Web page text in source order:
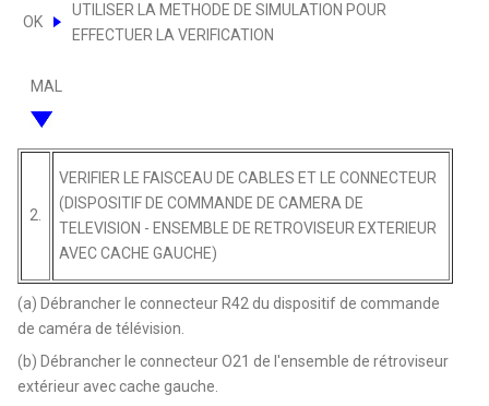
OK
UTILISER LA METHODE DE SIMULATION POUR
EFFECTUER LA VERIFICATION
MAL
2.
VERIFIER LE FAISCEAU DE CABLES ET LE CONNECTEUR
(DISPOSITIF DE COMMANDE DE CAMERA DE
TELEVISION - ENSEMBLE DE RETROVISEUR EXTERIEUR
AVEC CACHE GAUCHE)
(a) Débrancher le connecteur R42 du dispositif de commande
de caméra de télévision.
(b) Débrancher le connecteur O21 de l'ensemble de rétroviseur
extérieur avec cache gauche.